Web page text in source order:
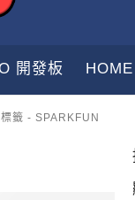
開發板
籤 - SPARKFUN